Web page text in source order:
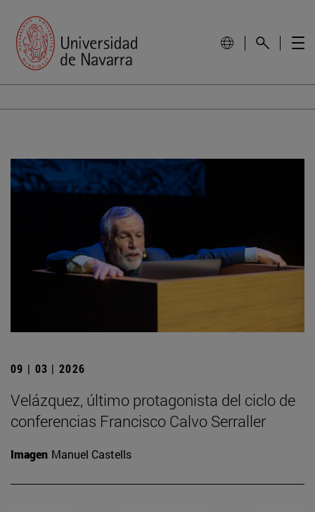
09 | 03 | 2026
Velázquez, último protagonista del ciclo de
conferencias Francisco Calvo Serraller
Imagen Manuel Castells